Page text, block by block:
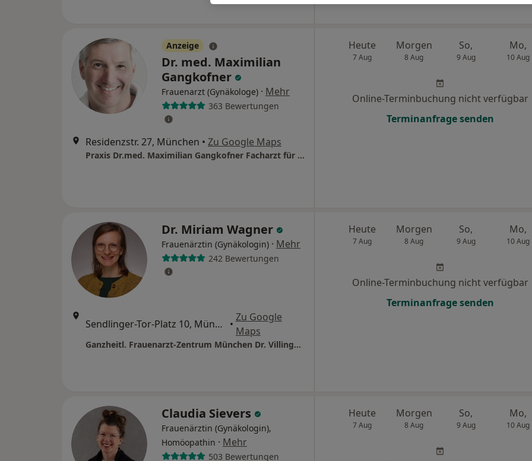
Anzeige
Dr. med. Maximilian
Gangkofner
Frauenarzt (Gynäkologe) · Mehr
363 Bewertungen
Residenzstr. 27, München • Zu Google Maps
Praxis Dr.med. Maximilian Gangkofner Facharzt für Frauenheilkunde und Geburtshilfe
Heute
7 Aug
Morgen
8 Aug
So,
9 Aug
Mo,
10 Aug
Online-Terminbuchung nicht verfügbar
Terminanfrage senden
Dr. Miriam Wagner
Frauenärztin (Gynäkologin) · Mehr
242 Bewertungen
Sendlinger-Tor-Platz 10, München •
Zu Google
Maps
Ganzheitl. Frauenarzt-Zentrum München Dr. Villinger und Kollegen
Heute
7 Aug
Morgen
8 Aug
So,
9 Aug
Mo,
10 Aug
Online-Terminbuchung nicht verfügbar
Terminanfrage senden
Claudia Sievers
Frauenärztin (Gynäkologin),
Homöopathin · Mehr
503 Bewertungen
Heute
7 Aug
Morgen
8 Aug
So,
9 Aug
Mo,
10 Aug